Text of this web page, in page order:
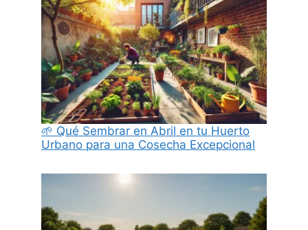
🌱 Qué Sembrar en Abril en tu Huerto
Urbano para una Cosecha Excepcional